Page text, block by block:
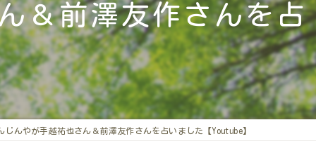
恋愛
人間関係
金運
運命
＆前澤友作さんを占
じんやが手越祐也さん＆前澤友作さんを占いました【Youtube】